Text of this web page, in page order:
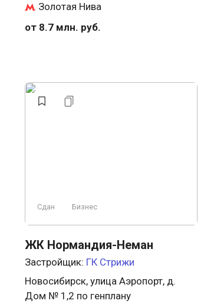
Золотая Нива
от 8.7 млн. руб.
Сдан Бизнес
ЖК Нормандия-Неман
Застройщик: ГК Стрижи
Новосибирск, улица Аэропорт, д.
Дом № 1,2 по генплану